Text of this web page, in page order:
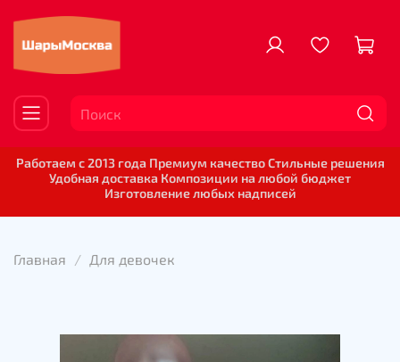
Работаем с 2013 года Премиум качество Стильные решения
Удобная доставка Композиции на любой бюджет
Изготовление любых надписей
Главная Для девочек